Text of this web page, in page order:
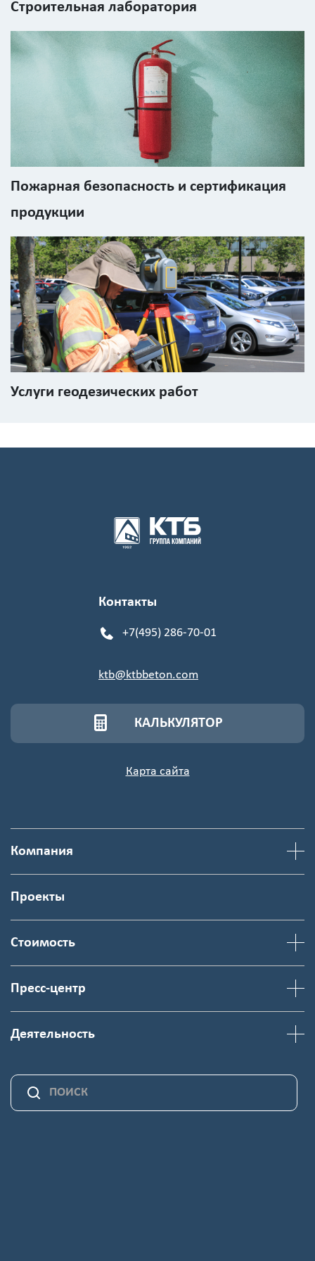
Строительная лаборатория
Пожарная безопасность и сертификация
продукции
Услуги геодезических работ
Контакты
+7(495) 286-70-01
ktb@ktbbeton.com
КАЛЬКУЛЯТОР
Карта сайта
Компания
Проекты
Стоимость
Пресс-центр
Деятельность
Введите
код
с
картинки
Я согласен на
обработку
персональных